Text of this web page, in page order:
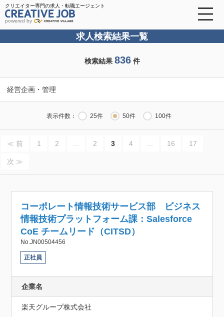
クリエイター専門の求人・転職エージェント
powered by
求人検索結果一覧
検索結果 836件
経営企画・管理
表示件数： 25件 50件 100件
≪ 前 1 2 2 3 4 16 17
次 ≫
コーポレート情報技術サービス部 ビジネス
情報技術プラットフォーム課：Salesforce
CoE チームリード（CITSD）
No.JN00504456
正社員
企業名
楽天グループ株式会社